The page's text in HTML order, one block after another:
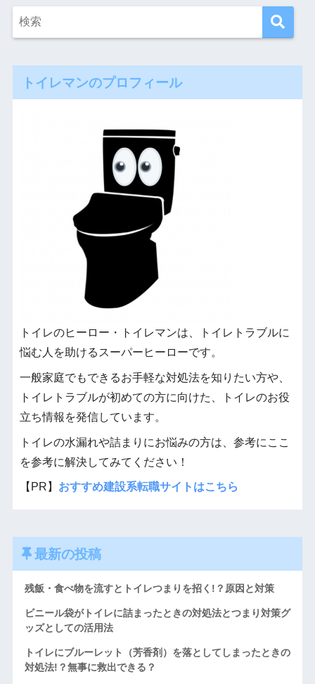
トイレマンのプロフィール
トイレのヒーロー・トイレマンは、トイレトラブルに
悩む人を助けるスーパーヒーローです。
一般家庭でもできるお手軽な対処法を知りたい方や、
トイレトラブルが初めての方に向けた、トイレのお役
立ち情報を発信しています。
トイレの水漏れや詰まりにお悩みの方は、参考にここ
を参考に解決してみてください！
【PR】 おすすめ建設系転職サイトはこちら
最新の投稿
残飯・食べ物を流すとトイレつまりを招く!？原因と対策
ビニール袋がトイレに詰まったときの対処法とつまり対策グ
ッズとしての活用法
トイレにブルーレット（芳香剤）を落としてしまったときの
対処法!？無事に救出できる？